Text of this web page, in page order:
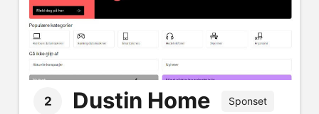
2 Dustin Home Sponset